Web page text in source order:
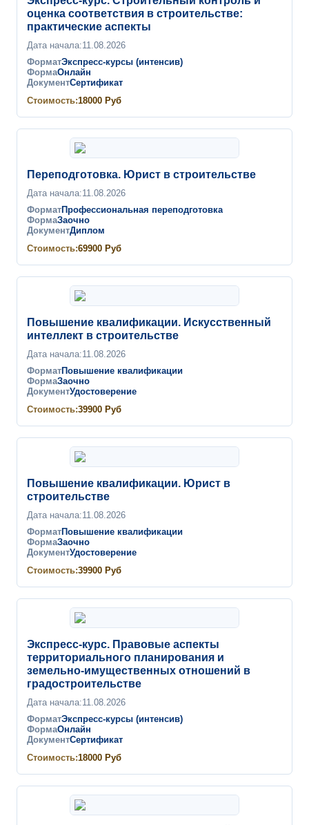
оценка соответствия в строительстве:
практические аспекты
Дата начала:11.08.2026
ФорматЭкспресс-курсы (интенсив)
ФормаОнлайн
ДокументСертификат
Стоимость:18000 Руб
Переподготовка. Юрист в строительстве
Дата начала:11.08.2026
ФорматПрофессиональная переподготовка
ФормаЗаочно
ДокументДиплом
Стоимость:69900 Руб
Повышение квалификации. Искусственный
интеллект в строительстве
Дата начала:11.08.2026
ФорматПовышение квалификации
ФормаЗаочно
ДокументУдостоверение
Стоимость:39900 Руб
Повышение квалификации. Юрист в
строительстве
Дата начала:11.08.2026
ФорматПовышение квалификации
ФормаЗаочно
ДокументУдостоверение
Стоимость:39900 Руб
Экспресс-курс. Правовые аспекты
территориального планирования и
земельно-имущественных отношений в
градостроительстве
Дата начала:11.08.2026
ФорматЭкспресс-курсы (интенсив)
ФормаОнлайн
ДокументСертификат
Стоимость:18000 Руб